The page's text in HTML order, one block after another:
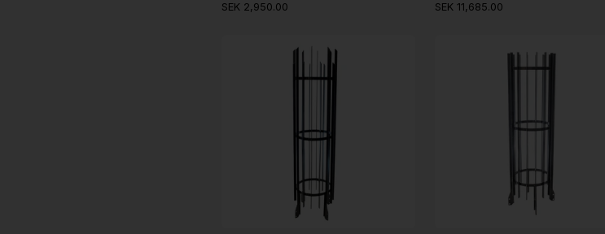
SEK 2,950.00 SEK 11,685.00